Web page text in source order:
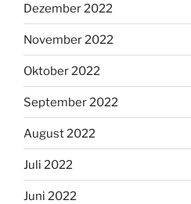
Dezember 2022
November 2022
Oktober 2022
September 2022
August 2022
Juli 2022
Juni 2022